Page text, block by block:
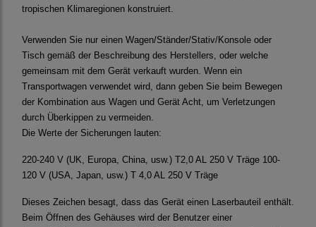
tropischen Klimaregionen konstruiert.
Verwenden Sie nur einen Wagen/Ständer/Stativ/Konsole oder
Tisch gemäß der Beschreibung des Herstellers, oder welche
gemeinsam mit dem Gerät verkauft wurden. Wenn ein
Transportwagen verwendet wird, dann geben Sie beim Bewegen
der Kombination aus Wagen und Gerät Acht, um Verletzungen
durch Überkippen zu vermeiden.
Die Werte der Sicherungen lauten:
220-240 V (UK, Europa, China, usw.) T2,0 AL 250 V Träge 100-
120 V (USA, Japan, usw.) T 4,0 AL 250 V Träge
Dieses Zeichen besagt, dass das Gerät einen Laserbauteil enthält.
Beim Öffnen des Gehäuses wird der Benutzer einer